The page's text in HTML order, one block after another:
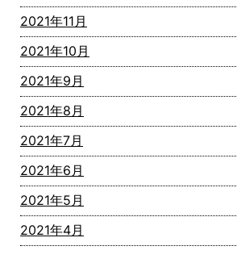
2021年11月
2021年10月
2021年9月
2021年8月
2021年7月
2021年6月
2021年5月
2021年4月